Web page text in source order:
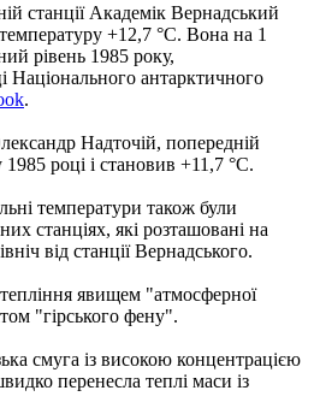
станції Академік Вернадський
+12,7 °С. Вона на 1
рівень 1985 року,
Національного антарктичного
.
Надточій, попередній
році і становив +11,7 °С.
температури також були
станціях, які розташовані на
від станції Вернадського.
явищем "атмосферної
"гірського фену".
смуга із високою концентрацією
перенесла теплі маси із